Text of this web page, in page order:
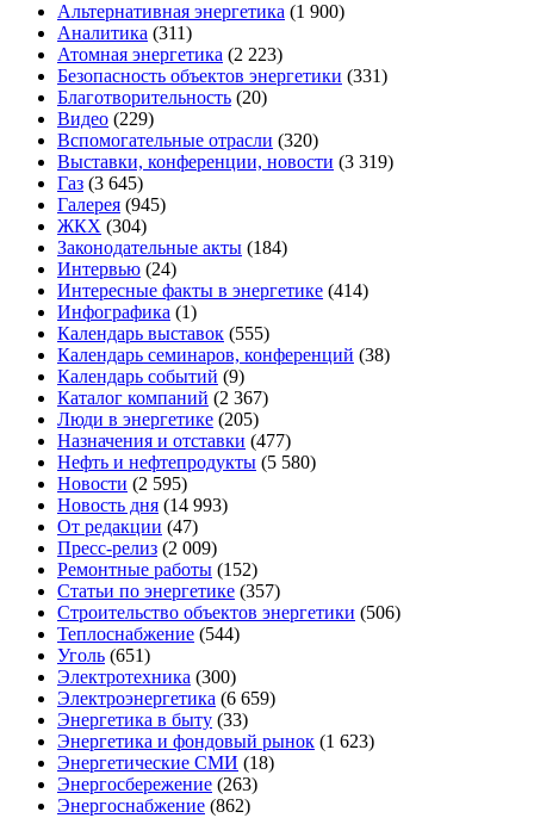
Альтернативная энергетика (1 900)
Аналитика (311)
Атомная энергетика (2 223)
Безопасность объектов энергетики (331)
Благотворительность (20)
Видео (229)
Вспомогательные отрасли (320)
Выставки, конференции, новости (3 319)
Газ (3 645)
Галерея (945)
ЖКХ (304)
Законодательные акты (184)
Интервью (24)
Интересные факты в энергетике (414)
Инфографика (1)
Календарь выставок (555)
Календарь семинаров, конференций (38)
Календарь событий (9)
Каталог компаний (2 367)
Люди в энергетике (205)
Назначения и отставки (477)
Нефть и нефтепродукты (5 580)
Новости (2 595)
Новость дня (14 993)
От редакции (47)
Пресс-релиз (2 009)
Ремонтные работы (152)
Статьи по энергетике (357)
Строительство объектов энергетики (506)
Теплоснабжение (544)
Уголь (651)
Электротехника (300)
Электроэнергетика (6 659)
Энергетика в быту (33)
Энергетика и фондовый рынок (1 623)
Энергетические СМИ (18)
Энергосбережение (263)
Энергоснабжение (862)